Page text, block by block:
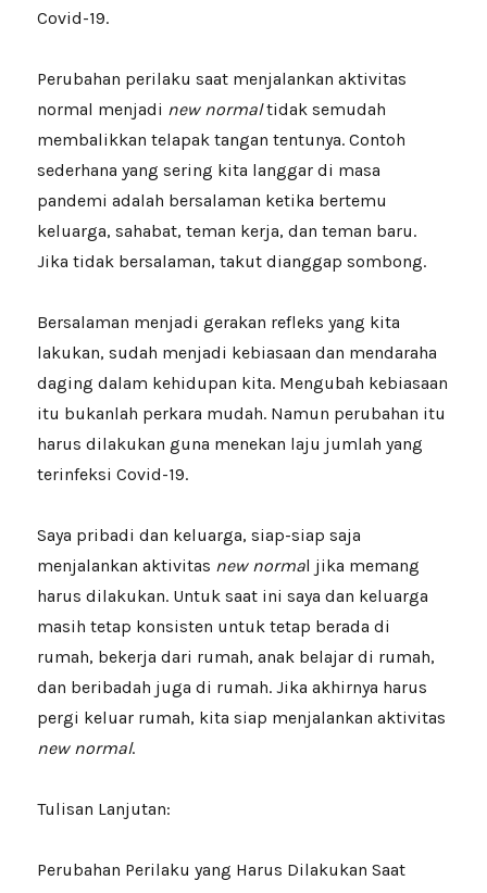
Covid-19.
Perubahan perilaku saat menjalankan aktivitas
normal menjadi new normaltidak semudah
membalikkan telapak tangan tentunya. Contoh
sederhana yang sering kita langgar di masa
pandemi adalah bersalaman ketika bertemu
keluarga, sahabat, teman kerja, dan teman baru.
Jika tidak bersalaman, takut dianggap sombong.
Bersalaman menjadi gerakan refleks yang kita
lakukan, sudah menjadi kebiasaan dan mendaraha
daging dalam kehidupan kita. Mengubah kebiasaan
itu bukanlah perkara mudah. Namun perubahan itu
harus dilakukan guna menekan laju jumlah yang
terinfeksi Covid-19.
Saya pribadi dan keluarga, siap-siap saja
menjalankan aktivitas new normal jika memang
harus dilakukan. Untuk saat ini saya dan keluarga
masih tetap konsisten untuk tetap berada di
rumah, bekerja dari rumah, anak belajar di rumah,
dan beribadah juga di rumah. Jika akhirnya harus
pergi keluar rumah, kita siap menjalankan aktivitas
new normal.
Tulisan Lanjutan:
Perubahan Perilaku yang Harus Dilakukan Saat